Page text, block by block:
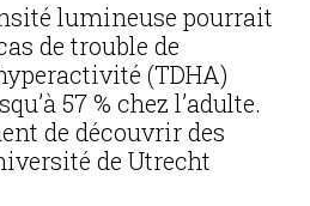
lumineuse pourrait
de trouble de
(TDHA)
57 % chez l’adulte.
de découvrir des
de Utrecht